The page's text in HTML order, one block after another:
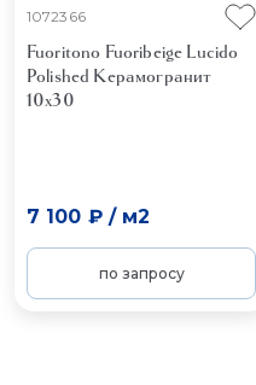
1072366
Fuoritono Fuoribeige Lucido
Polished Керамогранит
10x30
7 100 ₽/ м2
по запросу